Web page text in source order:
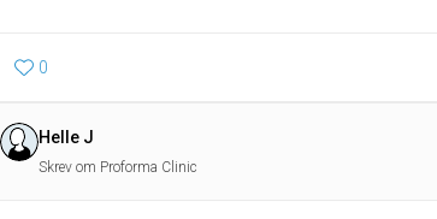
0
Helle J
Skrev om Proforma Clinic